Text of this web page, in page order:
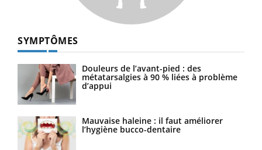
SYMPTÔMES
Douleurs de l’avant-pied : des
métatarsalgies à 90 % liées à problème
d’appui
Mauvaise haleine : il faut améliorer
l’hygiène bucco-dentaire